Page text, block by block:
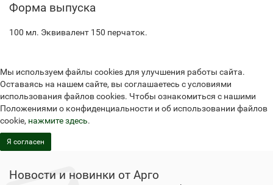
Форма выпуска
100 мл. Эквивалент 150 перчаток.
Мы используем файлы cookies для улучшения работы сайта.
Оставаясь на нашем сайте, вы соглашаетесь с условиями
использования файлов cookies. Чтобы ознакомиться с нашими
Положениями о конфиденциальности и об использовании файлов
cookie, нажмите здесь.
Я согласен
Новости и новинки от Арго